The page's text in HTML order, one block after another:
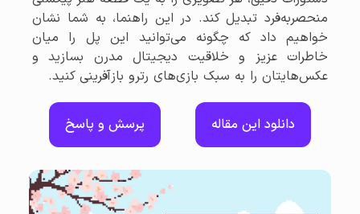
منحصربه‌فرد تبدیل کند. در این راهنما، به شما نشان
خواهیم داد که چگونه می‌توانید این پل را میان
خاطرات عزیز و خلاقیت دیجیتال مدرن بسازید و
عکس‌هایتان را به سبک بازی‌های رترو بازآفرینی کنید.
دانلود این مقاله پرسش و پاسخ